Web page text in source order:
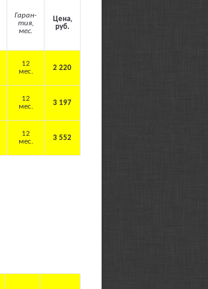
Гаран-
тия,
мес.
Цена,
руб.
12
мес.
2 220
12
мес.
3 197
12
мес.
3 552